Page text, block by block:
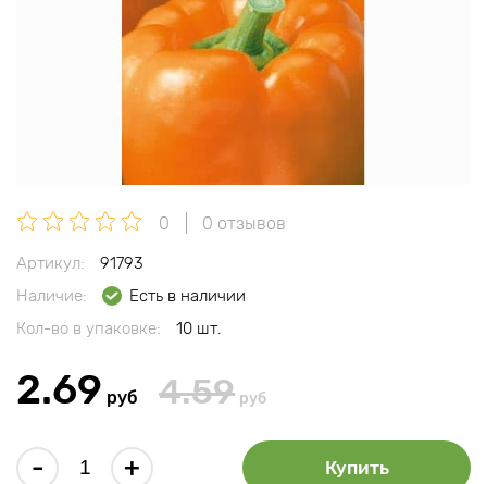
0 0 отзывов
Артикул:
91793
Наличие:
Есть в наличии
Кол-во в упаковке:
10 шт.
2.69 руб 4.59 руб
- + Купить